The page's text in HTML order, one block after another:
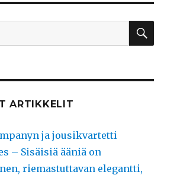
ARTIKKELIT
ja jousikvartetti
– Sisäisiä ääniä on
riemastuttavan elegantti,